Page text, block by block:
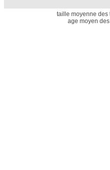
taille moyenne des
age moyen